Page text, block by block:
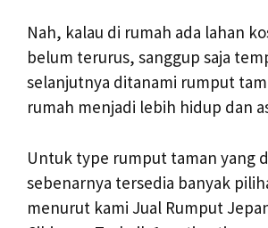
Nah, kalau di rumah ada lahan
belum terurus, sanggup saja
selanjutnya ditanami rumput
rumah menjadi lebih hidup dan
Untuk type rumput taman yang
sebenarnya tersedia banyak
menurut kami Jual Rumput